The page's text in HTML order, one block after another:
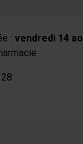
: vendredi 14